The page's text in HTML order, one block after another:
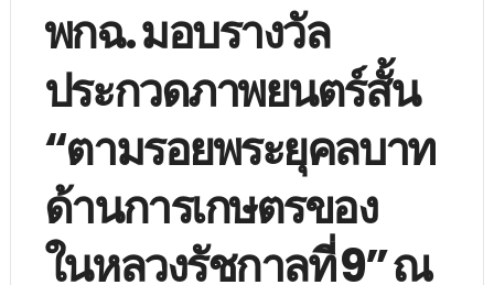
พกฉ. มอบรางวัล
ประกวดภาพยนตร์สั้น
“ตามรอยพระยุคลบาท
ด้านการเกษตรของ
ในหลวงรัชกาลที่ 9” ณ